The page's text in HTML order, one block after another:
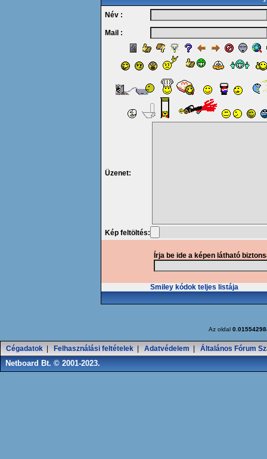
Név :
Mail :
Üzenet:
Kép feltöltés:
Írja be ide a képen látható
Smiley kódok teljes listája
Az oldal
Cégadatok Felhasználási feltételek Adatvédelem Általános Fórum
Netboard Bt. © 2001-2023.